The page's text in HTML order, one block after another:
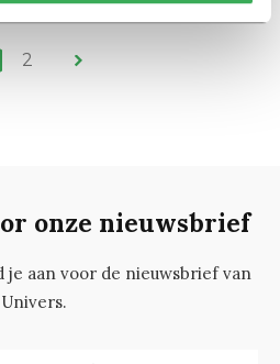
2
onze nieuwsbrief
je aan voor de nieuwsbrief van
Univers.